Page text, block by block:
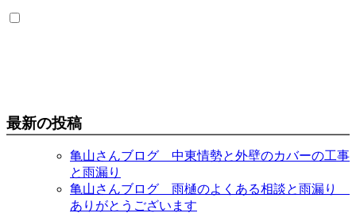
最新の投稿
亀山さんブログ 中東情勢と外壁のカバーの工事
と雨漏り
亀山さんブログ 雨樋のよくある相談と雨漏り
ありがとうございます